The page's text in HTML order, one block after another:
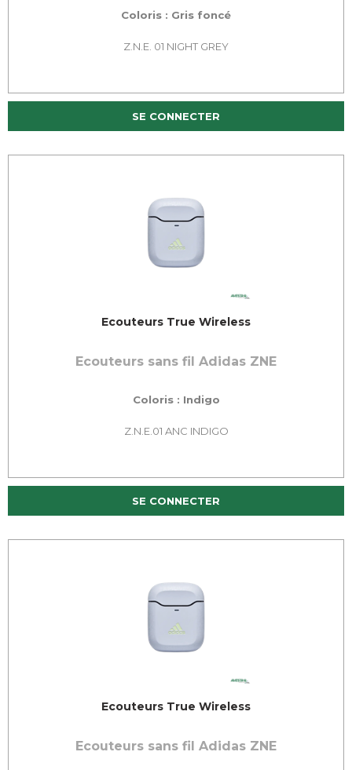
Coloris : Gris foncé
Z.N.E. 01 NIGHT GREY
SE CONNECTER
Ecouteurs True Wireless
Ecouteurs sans fil Adidas ZNE
Coloris : Indigo
Z.N.E.01 ANC INDIGO
SE CONNECTER
Ecouteurs True Wireless
Ecouteurs sans fil Adidas ZNE